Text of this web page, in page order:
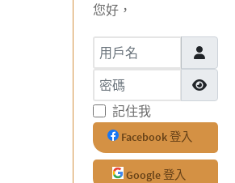
您好，
用戶名
密碼
顯示密碼
記住我
Facebook 登入
Google 登入